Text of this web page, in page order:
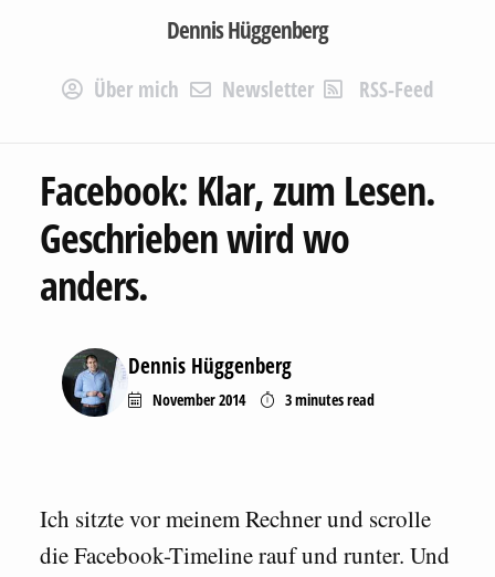
Dennis Hüggenberg
Über mich Newsletter RSS-Feed
Facebook: Klar, zum Lesen.
Geschrieben wird wo
anders.
Dennis Hüggenberg
November 2014 3 minutesread
Ich sitzte vor meinem Rechner und scrolle
die Facebook-Timeline rauf und runter. Und